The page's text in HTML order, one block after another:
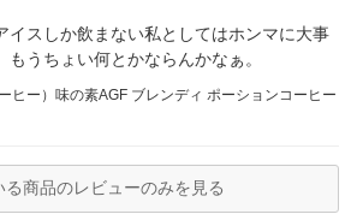
イスしか飲まない私としてはホンマに大事
うちょい何とかならんかなぁ。
ヒー）味の素AGF ブレンディ ポーションコーヒー
る商品のレビューのみを見る